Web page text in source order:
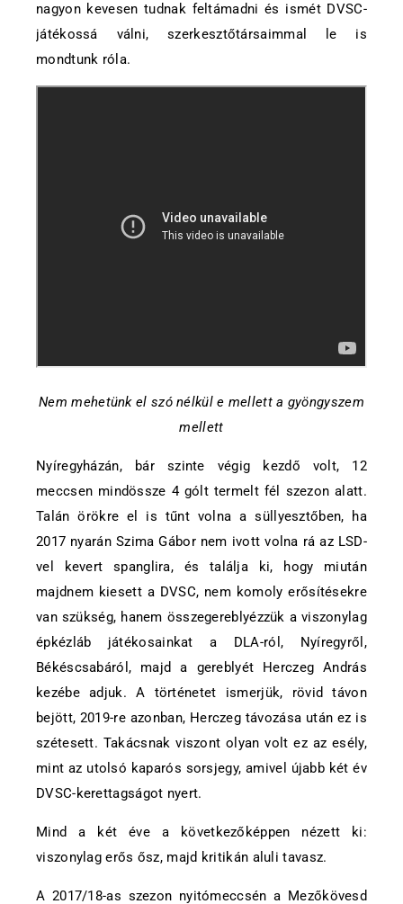
nagyon kevesen tudnak feltámadni és ismét DVSC-
játékossá válni, szerkesztőtársaimmal le is
mondtunk róla.
Nem mehetünk el szó nélkül e mellett a gyöngyszem
mellett
Nyíregyházán, bár szinte végig kezdő volt, 12
meccsen mindössze 4 gólt termelt fél szezon alatt.
Talán örökre el is tűnt volna a süllyesztőben, ha
2017 nyarán Szima Gábor nem ivott volna rá az LSD-
vel kevert spanglira, és találja ki, hogy miután
majdnem kiesett a DVSC, nem komoly erősítésekre
van szükség, hanem összegereblyézzük a viszonylag
épkézláb játékosainkat a DLA-ról, Nyíregyről,
Békéscsabáról, majd a gereblyét Herczeg András
kezébe adjuk. A történetet ismerjük, rövid távon
bejött, 2019-re azonban, Herczeg távozása után ez is
szétesett. Takácsnak viszont olyan volt ez az esély,
mint az utolsó kaparós sorsjegy, amivel újabb két év
DVSC-kerettagságot nyert.
Mind a két éve a következőképpen nézett ki:
viszonylag erős ősz, majd kritikán aluli tavasz.
A 2017/18-as szezon nyitómeccsén a Mezőkövesd